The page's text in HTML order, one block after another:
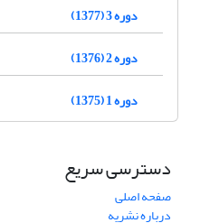
دوره 3 (1377)
دوره 2 (1376)
دوره 1 (1375)
دسترسی سریع
صفحه اصلی
درباره نشریه